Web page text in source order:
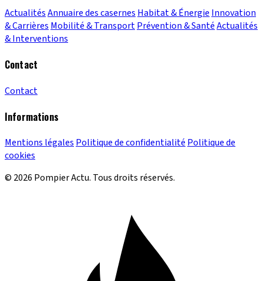
ActualitésAnnuaire des casernes Habitat & Énergie Innovation
& Carrières Mobilité & TransportPrévention & SantéActualités
& Interventions
Contact
Contact
Informations
Mentions légales Politique de confidentialité Politique de
cookies
© 2026 Pompier Actu. Tous droits réservés.